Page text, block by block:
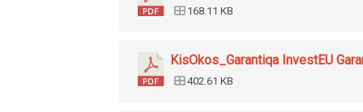
168.11 KB
KisOkos_Garantiqa InvestEU
402.61 KB